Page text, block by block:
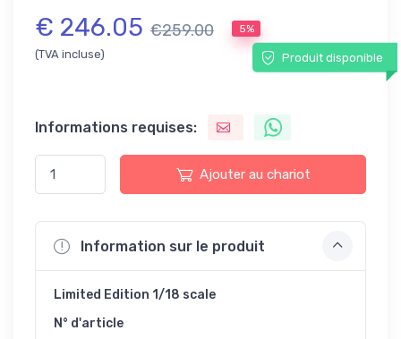
€ 246.05 €259.00 5%
(TVA incluse) Produit disponible
Informations requises:
Ajouter au chariot
Information sur le produit
Limited Edition 1/18 scale
N° d'article